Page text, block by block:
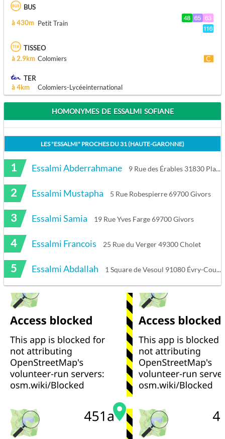
BUS
à 430m Petit Train
TISSEO
à 2.9km Colomiers
TER
à 4km
Colomiers-Lycéeinternational
HOMONYMES DE ESSALMI SOFIANE
LES "ESSALMI" PROCHES DU31 (HAUTE-GARONNE)
1 Essalmi Abderrahmane 9 Rue des Érables 31830 Plaisance-du-Touch
2 Essalmi Mustapha 5 Rue Robespierre 69700 Givors
3 Essalmi Samia 19 Rue Yves Farge 69700 Givors
4 Essalmi Francois 25 Rue du Verger 49300 Cholet
5 Essalmi Abdallah 1 Square de Vesoul 91080 Évry-Courcouronnes